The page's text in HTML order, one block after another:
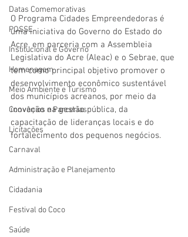
Datas Comemorativas
POSSE
Institucional e Governo
Homenagem
Meio Ambiente e Turismo
Convênios e Parcerias
Licitações
Carnaval
Administração e Planejamento
Cidadania
Festival do Coco
Saúde
O Programa Cidades Empreendedoras é
uma iniciativa do Governo do Estado do
Acre, em parceria com a Assembleia
Legislativa do Acre (Aleac) e o Sebrae, que
tem como principal objetivo promover o
desenvolvimento econômico sustentável
dos municípios acreanos, por meio da
inovação na gestão pública, da
capacitação de lideranças locais e do
fortalecimento dos pequenos negócios.